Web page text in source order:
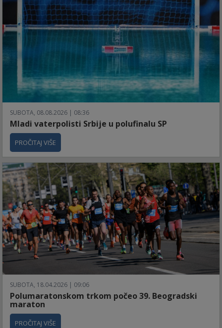
SUBOTA, 08.08.2026 | 08:36
Mladi vaterpolisti Srbije u polufinalu SP
PROČITAJ VIŠE
SUBOTA, 18.04.2026 | 09:06
Polumaratonskom trkom počeo 39. Beogradski
maraton
PROČITAJ VIŠE